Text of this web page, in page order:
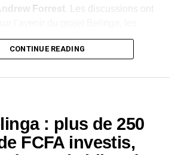
Forrest. Les discussions ont
à son développement, les
la formation des
intégrée, allant de l’extraction du
puis à son transport et à son
exploite cinq sites miniers répartis
de l’Ouest et d’Iron Bridge.
CONTINUE READING
: plus de 250
FCFA investis,